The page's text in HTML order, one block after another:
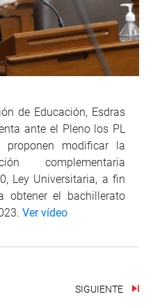
de Educación, Esdras
ante el Pleno los PL
modificar la
complementaria
Ley Universitaria, a fin
obtener el bachillerato
Ver vídeo
SIGUIENTE